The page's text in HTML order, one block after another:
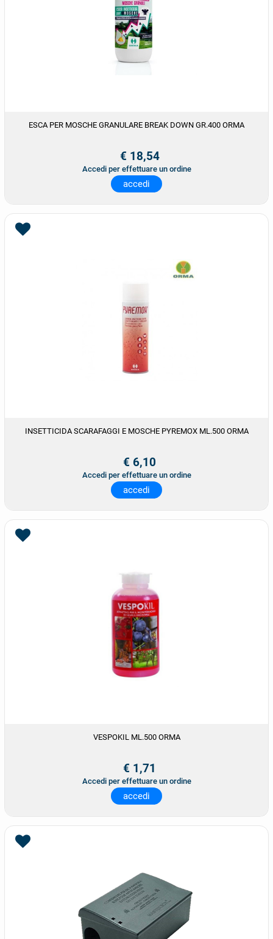
ESCA PER MOSCHE GRANULARE BREAK DOWN GR.400 ORMA
€ 18,54
Accedi per effettuare un ordine
accedi
INSETTICIDA SCARAFAGGI E MOSCHE PYREMOX ML.500 ORMA
€ 6,10
Accedi per effettuare un ordine
accedi
VESPOKIL ML.500 ORMA
€ 1,71
Accedi per effettuare un ordine
accedi